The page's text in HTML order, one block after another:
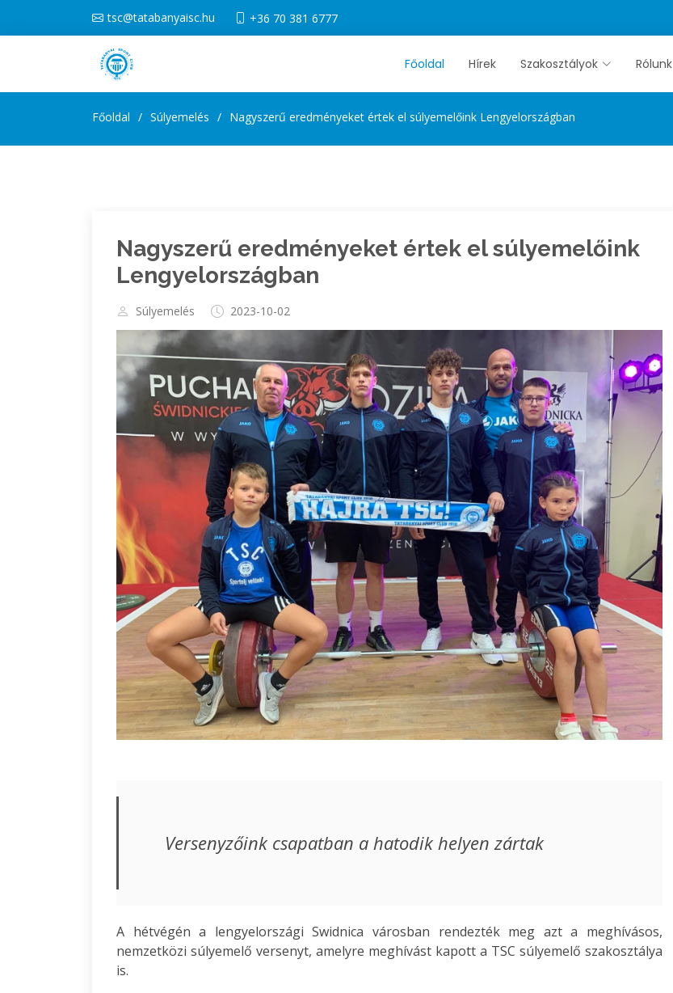
tsc@tatabanyaisc.hu +36 70 381 6777
Főoldal Hírek Szakosztályok Rólunk
Főoldal Súlyemelés Nagyszerű eredményeket értek el súlyemelőink Lengyelországban
Nagyszerű eredményeket értek el súlyemelőink
Lengyelországban
Súlyemelés 2023-10-02
Versenyzőink csapatban a hatodik helyen zártak
A hétvégén a lengyelországi Swidnica városban rendezték meg azt a meghívásos,
nemzetközi súlyemelő versenyt, amelyre meghívást kapott a TSC súlyemelő szakosztálya
is.